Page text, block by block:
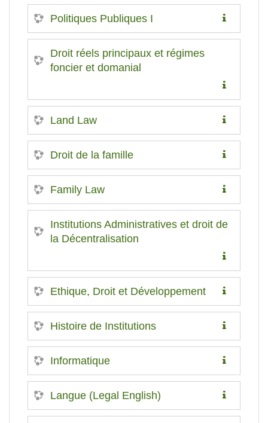
Politiques Publiques I
Droit réels principaux et régimes
foncier et domanial
Land Law
Droit de la famille
Family Law
Institutions Administratives et droit de
la Décentralisation
Ethique, Droit et Développement
Histoire de Institutions
Informatique
Langue (Legal English)